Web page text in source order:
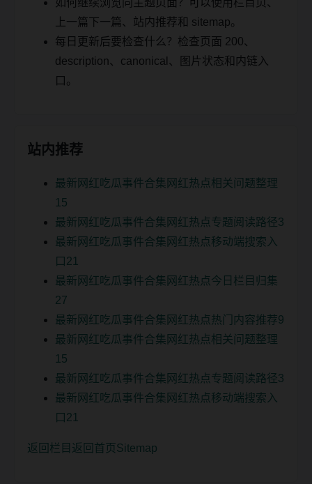
上一篇下一篇、站内推荐和 sitemap。
每日更新后要检查什么？检查页面 200、
description、canonical、图片状态和内链入
口。
站内推荐
最新网红吃瓜事件合集网红热点相关问题整理
15
最新网红吃瓜事件合集网红热点专题阅读路径3
最新网红吃瓜事件合集网红热点移动端搜索入
口21
最新网红吃瓜事件合集网红热点今日栏目归集
27
最新网红吃瓜事件合集网红热点热门内容推荐9
最新网红吃瓜事件合集网红热点相关问题整理
15
最新网红吃瓜事件合集网红热点专题阅读路径3
最新网红吃瓜事件合集网红热点移动端搜索入
口21
返回栏目 返回首页 Sitemap